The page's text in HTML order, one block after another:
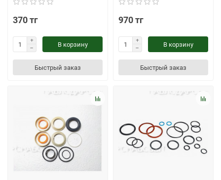
370 тг
В корзину
Быстрый заказ
970 тг
В корзину
Быстрый заказ